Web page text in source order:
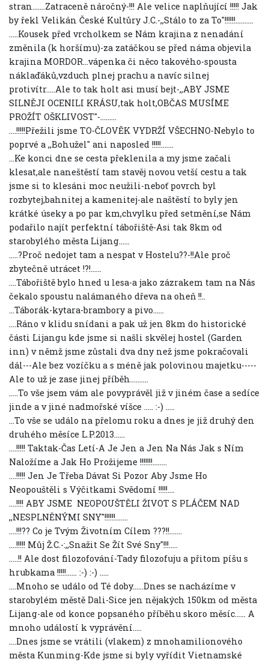
stran.......Zatraceně náročný-!!! Ale velice naplňující !!!!! Jak
by řekl Velikán České Kultůry J.C.-,,Stálo to za To"!!!!!!..........
.....Kousek před vrcholkem se Nám krajina z nenadání
změnila (k horšímu)-za zatáčkou se před náma objevila
krajina MORDOR...vápenka či něco takového-spousta
náklaďáků,vzduch plnej prachu a navíc silnej
protivítr.....Ale to tak holt asi musí bejt-,,ABY JSME
SILNĚJI OCENILI KRÁSU,tak holt,OBČAS MUSÍME
PROŽÍT OŠKLIVOST"-.........
....!!!!!Přežili jsme TO-ČLOVĚK VYDRŽÍ VŠECHNO-Nebylo to
poprvé a ,,Bohužel" ani naposled !!!!!.......
...Ke konci dne se cesta překlenila a my jsme začali
klesat,ale naneštěstí tam stavěj novou vetší cestu a tak
jsme si to klesáni moc neužili-neboť povrch byl
rozbytej,bahnitej a kamenitej-ale naštěstí to byly jen
krátké úseky a po par km,chvylku před setmění,se Nám
podařilo najít perfektní tábořiště-Asi tak 8km od
starobylého města Lijang......
.....?Proč nedojet tam a nespat v Hostelu??-!!Ale proč
zbytečně utrácet !?!......
....Tábořiště bylo hned u lesa-a jako zázrakem tam na Nás
čekalo spoustu nalámaného dřeva na oheň !!..
...Táborák-kytara-brambory a pivo......
....Ráno v klidu snídani a pak už jen 8km do historické
části Lijangu kde jsme si našli skvělej hostel (Garden
inn) v němž jsme zůstali dva dny než jsme pokračovali
dál---Ale bez vozíčku a s méně jak polovinou majetku-----
Ale to už je zase jinej příběh..........
.....To vše jsem vám ale povyprávěl již v jiném čase a sedíce
jinde a v jiné nadmořské víšce ..... :-) .....
...To vše se událo na přelomu roku a dnes je již druhý den
druhého měsíce L.P.2013......
....!!!!! Taktak-Čas Letí-A Je Jen a Jen Na Nás Jak s Ním
Naložíme a Jak Ho Prožijeme !!!!!!!........
....!!!!! Jen Je Třeba Dávat Si Pozor Aby Jsme Ho
Neopouštěli s Výčitkami Svědomí !!!!!....
....!!!! ABY JSME NEOPOUŠTĚLI ŽIVOT S PLÁČEM NAD
,,NESPLNĚNÝMI SNY"!!!!!!.......
....!!!?? Co je Tvým Životním Cílem ???!!.......
....!!!!! Můj Ž.C.-:,,Snažit Se Žít Své Sny"!!!.....
.....!! Ale dost filozofování-Tady filozofuju a přitom píšu s
hrubkama !!!!!...... :-) :-) .....
....Mnoho se událo od Té doby......Dnes se nacházíme v
starobylém městě Dali-Sice jen nějakých 150km od města
Lijang-ale od konce popsaného příběhu skoro měsíc...... A
mnoho událostí k vyprávění.....
....Dnes jsme se vrátili (vlakem) z mnohamilionového
města Kunming-Kde jsme si byly vyřídit Vietnamské